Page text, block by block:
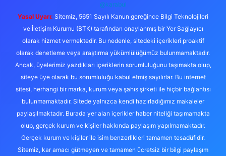
@karabul
Yasal Uyarı: Sitemiz, 5651 Sayılı Kanun gereğince Bilgi Teknolojileri
ve İletişim Kurumu (BTK) tarafından onaylanmış bir Yer Sağlayıcı
olarak hizmet vermektedir. Bu nedenle, sitedeki içerikleri proaktif
olarak denetleme veya araştırma yükümlülüğümüz bulunmamaktadır.
Ancak, üyelerimiz yazdıkları içeriklerin sorumluluğunu taşımakta olup,
siteye üye olarak bu sorumluluğu kabul etmiş sayılırlar. Bu internet
sitesi, herhangi bir marka, kurum veya şahıs şirketi ile hiçbir bağlantısı
bulunmamaktadır. Sitede yalnızca kendi hazırladığımız makaleler
paylaşılmaktadır. Burada yer alan içerikler haber niteliği taşımamakta
olup, gerçek kurum ve kişiler hakkında paylaşım yapılmamaktadır.
Gerçek kurum ve kişiler ile isim benzerlikleri tamamen tesadüfidir.
Sitemiz, kar amacı gütmeyen ve tamamen ücretsiz bir bilgi paylaşım